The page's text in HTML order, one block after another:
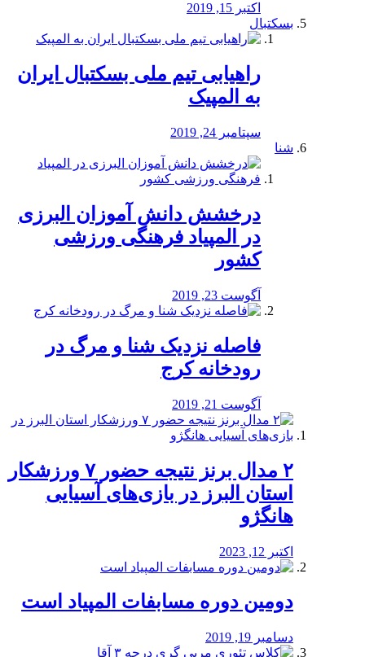
اکتبر 15, 2019
بسکتبال
راهیابی تیم ملی بسکتبال ایران
به المپیک
سپتامبر 24, 2019
شنا
درخشش دانش آموزان البرزی
در المپیاد فرهنگی ورزشی
کشور
آگوست 23, 2019
️فاصله نزدیک شنا و مرگ در
رودخانه کرج
آگوست 21, 2019
۲ مدال برنز نتیجه حضور ۷ ورزشکار
استان البرز در بازی‌های آسیایی
هانگژو
اکتبر 12, 2023
دومین دوره مسابفات المپیاد است
دسامبر 19, 2019